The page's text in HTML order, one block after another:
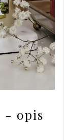
- opis